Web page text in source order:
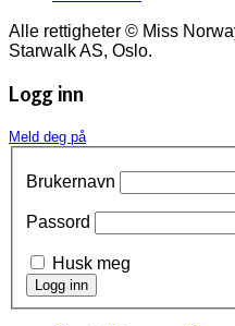
Alle rettigheter © Miss
Starwalk AS, Oslo.
Logg inn
Meld deg på
Brukernavn
Passord
Husk meg